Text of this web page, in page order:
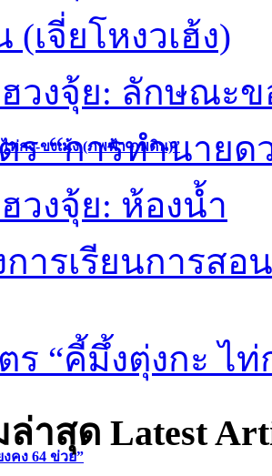
ท่กง-ขงเม้ง (ภพฟ้า ภพดิน)”
คง 64 ข่วย”
(เจี่ยโหงวเฮ้ง)
วงจุ้ย: ลักษณะ
ร “การทำนายด
วงจุ้ย: ห้องน้ำ
การเรียนการส
ร “คี้มึ้งตุ่งกะ ไ
าสุด Latest